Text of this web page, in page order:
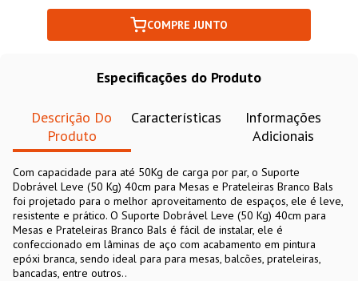
COMPRE JUNTO
Especificações do Produto
Descrição Do
Produto
Características
Informações
Adicionais
Com capacidade para até 50Kg de carga por par, o Suporte
Dobrável Leve (50 Kg) 40cm para Mesas e Prateleiras Branco Bals
foi projetado para o melhor aproveitamento de espaços, ele é leve,
resistente e prático. O Suporte Dobrável Leve (50 Kg) 40cm para
Mesas e Prateleiras Branco Bals é fácil de instalar, ele é
confeccionado em lâminas de aço com acabamento em pintura
epóxi branca, sendo ideal para para mesas, balcões, prateleiras,
bancadas, entre outros..